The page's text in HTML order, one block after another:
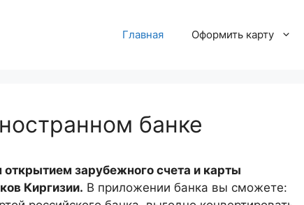
Главная Оформить карту
банке
зарубежного счета и карты
Киргизии. В приложении банка вы сможете: